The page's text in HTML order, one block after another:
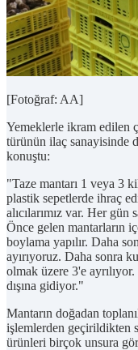
[Fotoğraf: AA]
Yemeklerle ikram edilen
türünün ilaç sanayisinde
konuştu:
"Taze mantarı 1 veya 3
plastik sepetlerde ihraç
alıcılarımız var. Her
Önce gelen mantarların
boylama yapılır. Daha
ayırıyoruz. Daha sonra
olmak üzere 3'e
dışına gidiyor."
Mantarın doğadan
işlemlerden geçirildikten
ürünleri birçok unsura